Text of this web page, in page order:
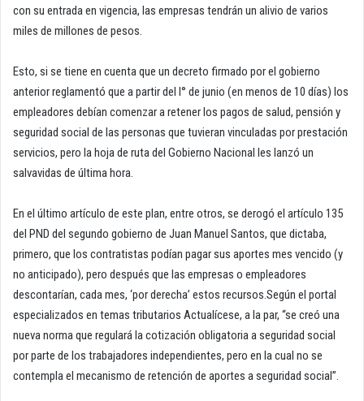
con su entrada en vigencia, las empresas tendrán un alivio de varios
miles de millones de pesos.
Esto, si se tiene en cuenta que un decreto firmado por el gobierno
anterior reglamentó que a partir del l° de junio (en menos de 10 días) los
empleadores debían comenzar a retener los pagos de salud, pensión y
seguridad social de las personas que tuvieran vinculadas por prestación
servicios, pero la hoja de ruta del Gobierno Nacional les lanzó un
salvavidas de última hora.
En el último artículo de este plan, entre otros, se derogó el artículo 135
del PND del segundo gobierno de Juan Manuel Santos, que dictaba,
primero, que los contratistas podían pagar sus aportes mes vencido (y
no anticipado), pero después que las empresas o empleadores
descontarían, cada mes, ‘por derecha’ estos recursos.Según el portal
especializados en temas tributarios Actualícese, a la par, “se creó una
nueva norma que regulará la cotización obligatoria a seguridad social
por parte de los trabajadores independientes, pero en la cual no se
contempla el mecanismo de retención de aportes a seguridad social”.